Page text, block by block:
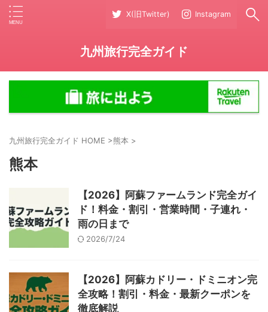
X(旧Twitter) Instagram
九州旅行完全ガイド
九州旅行完全ガイド HOME >熊本 >
熊本
【2026】阿蘇ファームランド完全ガイ
ド！料金・割引・営業時間・子連れ・
雨の日まで
2026/7/24
【2026】阿蘇カドリー・ドミニオン完
全攻略！割引・料金・最新クーポンを
徹底解説